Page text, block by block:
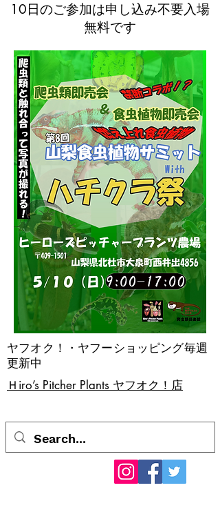
​Ｈiro’s Pitcher Plants ヤフオク！店
ヤフオク！・ヤフーショッピング毎週
更新中
10日のご参加は申し込み不要入場
無料です